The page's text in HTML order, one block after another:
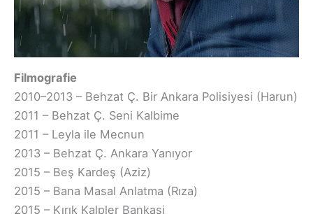
Filmografie
2010–2013 – Behzat Ç. Bir Ankara Polisiyesi (Harun)
2011 – Behzat Ç. Seni Kalbime
2011 – Leyla ile Mecnun
2013 – Behzat Ç. Ankara Yanıyor
2015 – Beş Kardeş (Aziz)
2015 – Bana Masal Anlatma (Rıza)
2015 – Kırık Kalpler Bankasi